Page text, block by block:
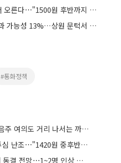
반도체주 급락 후폭풍에 더 오른다⋯"1500원 후반까지 상승"
美 클래리티 법안 연내 통과 가능성 13%…상원 문턱서 제동
#통화정책
'국책은행 3사' 직원들, 다음주 여의도 거리 나서는 까닭은
호르무즈발 유가 상승에 투심 난조⋯"1420원 중후반 등락"
우리금융硏 "8월 기준금리 동결 전망⋯1~2명 인상 소수의견 낼 것"